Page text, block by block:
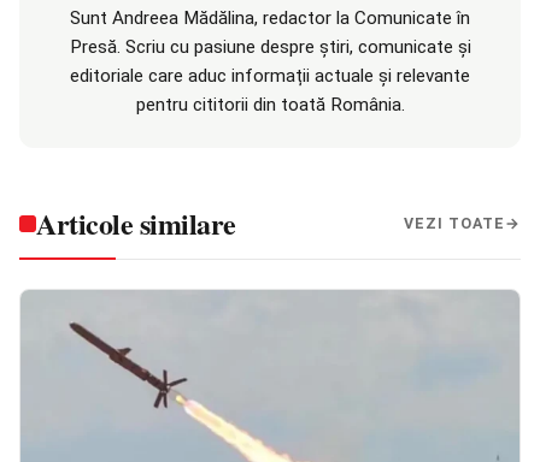
Sunt Andreea Mădălina, redactor la Comunicate în
Presă. Scriu cu pasiune despre știri, comunicate și
editoriale care aduc informații actuale și relevante
pentru cititorii din toată România.
Articole similare VEZI TOATE